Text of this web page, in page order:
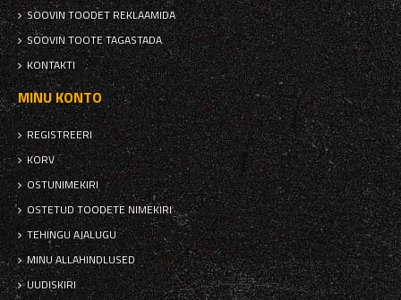
SOOVIN TOODET REKLAAMIDA
SOOVIN TOOTE TAGASTADA
KONTAKTI
MINU KONTO
REGISTREERI
KORV
OSTUNIMEKIRI
OSTETUD TOODETE NIMEKIRI
TEHINGU AJALUGU
MINU ALLAHINDLUSED
UUDISKIRI